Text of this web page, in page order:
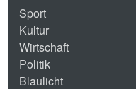
Sport
Kultur
Wirtschaft
Politik
Blaulicht